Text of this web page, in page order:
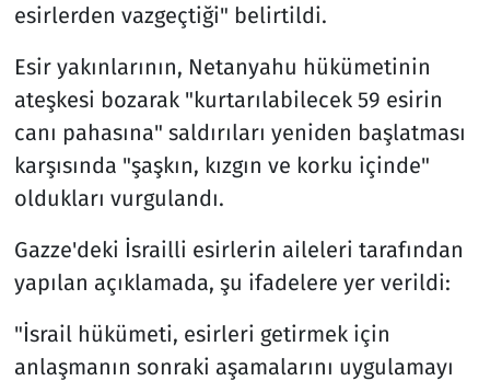
esirlerden vazgeçtiği" belirtildi.
Esir yakınlarının, Netanyahu hükümetinin
ateşkesi bozarak "kurtarılabilecek 59 esirin
canı pahasına" saldırıları yeniden başlatması
karşısında "şaşkın, kızgın ve korku içinde"
oldukları vurgulandı.
Gazze'deki İsrailli esirlerin aileleri tarafından
yapılan açıklamada, şu ifadelere yer verildi:
"İsrail hükümeti, esirleri getirmek için
anlaşmanın sonraki aşamalarını uygulamayı
Televizyon